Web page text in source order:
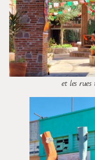
et les rues